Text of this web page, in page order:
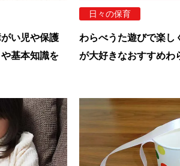
い児や保護
基本知識を
日々の保育
わらべうた遊びで楽し
が大好きなおすすめわ